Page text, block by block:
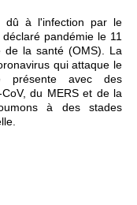
dû à l'infection par le
pandémie le 11
de la santé (OMS). La
qui attaque le
présente avec des
du MERS et de la
à des stades